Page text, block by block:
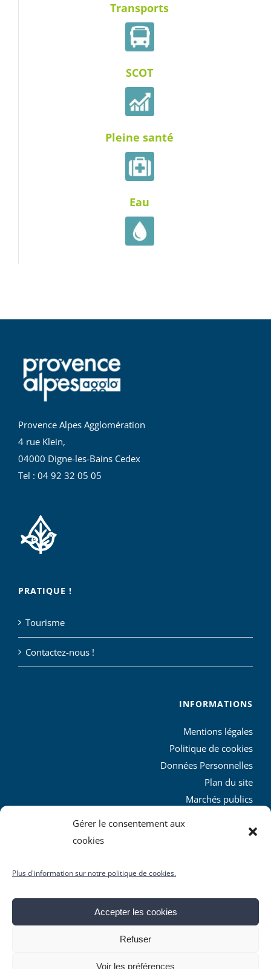
Gérer le consentement aux
cookies
Plus d'information sur notre politique de cookies.
Accepter les cookies
Refuser
Voir les préférences
Transports
SCOT
Pleine santé
Eau
Provence Alpes Agglomération
4 rue Klein,
04000 Digne-les-Bains Cedex
Tel : 04 92 32 05 05
PRATIQUE !
Tourisme
Contactez-nous !
INFORMATIONS
Mentions légales
Politique de cookies
Données Personnelles
Plan du site
Marchés publics
L’agglo recrute
© Copyright2026 | Produit par leSICTIAM| Tous droits
réservés
Facebook
X YouTubeInstagram